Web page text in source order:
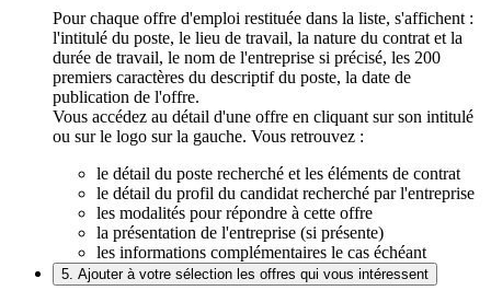
Pour chaque offre d'emploi restituée dans la liste, s'affichent :
l'intitulé du poste, le lieu de travail, la nature du contrat et la
durée de travail, le nom de l'entreprise si précisé, les 200
premiers caractères du descriptif du poste, la date de
publication de l'offre.
Vous accédez au détail d'une offre en cliquant sur son intitulé
ou sur le logo sur la gauche. Vous retrouvez :
le détail du poste recherché et les éléments de contrat
le détail du profil du candidat recherché par l'entreprise
les modalités pour répondre à cette offre
la présentation de l'entreprise (si présente)
les informations complémentaires le cas échéant
5. Ajouter à votre sélection les offres qui vous intéressent